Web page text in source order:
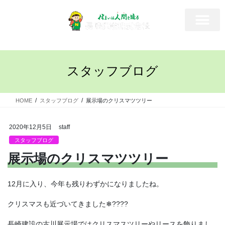
スタッフブログ
HOME スタッフブログ 展示場のクリスマツツリー
2020年12月5日 staff
スタッフブログ
展示場のクリスマツツリー
12月に入り、今年も残りわずかになりましたね。
クリスマスも近づいてきました❄????